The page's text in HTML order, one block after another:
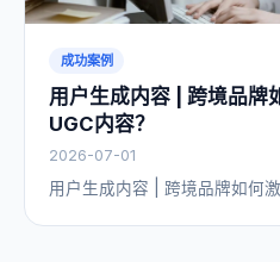
成功案例
用户生成内容 | 跨境品牌
UGC内容？
2026-07-01
用户生成内容 | 跨境品牌如何